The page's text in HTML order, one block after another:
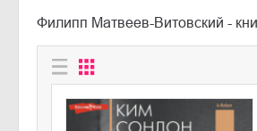
Филипп Матвеев-Витовский -